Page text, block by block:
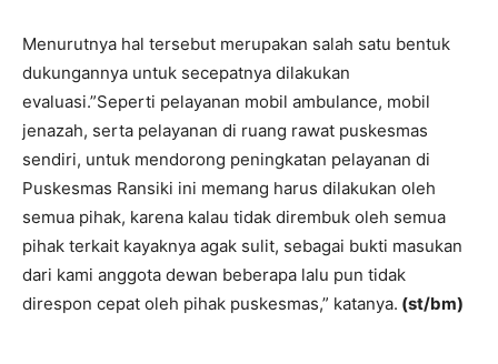
Menurutnya hal tersebut merupakan salah satu bentuk
dukungannya untuk secepatnya dilakukan
evaluasi.”Seperti pelayanan mobil ambulance, mobil
jenazah, serta pelayanan di ruang rawat puskesmas
sendiri, untuk mendorong peningkatan pelayanan di
Puskesmas Ransiki ini memang harus dilakukan oleh
semua pihak, karena kalau tidak dirembuk oleh semua
pihak terkait kayaknya agak sulit, sebagai bukti masukan
dari kami anggota dewan beberapa lalu pun tidak
direspon cepat oleh pihak puskesmas,” katanya. (st/bm)